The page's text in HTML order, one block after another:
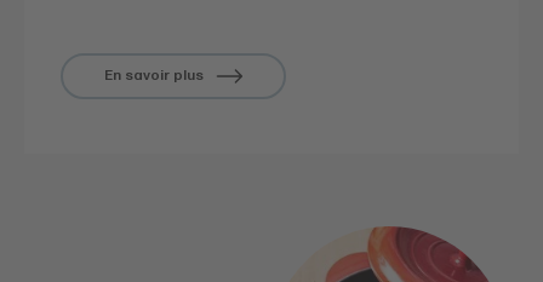
En savoir plus